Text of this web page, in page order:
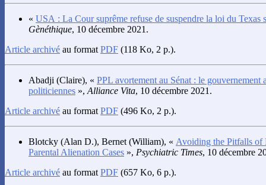
« USA : La Cour suprême refuse de suspendre la loi du Texas
Gènéthique, 10 décembre 2021.
Article archivé au format PDF (118 Ko, 2 p.).
Abadji (Claire), « PPL avortement au Sénat : le
politiciennes », Alliance Vita, 10 décembre 2021.
Article archivé au format PDF (496 Ko, 2 p.).
Blotcky (Alan D.), Bernet (William), « Avoiding the Pitfalls of
Parental Alienation Cases », Psychiatric Times, 10 décembre
Article archivé au format PDF (657 Ko, 6 p.).